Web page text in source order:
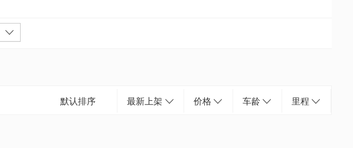
默认排序 最新上架 价格 车龄 里程